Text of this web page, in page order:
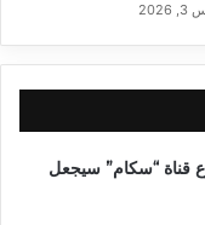
قناة “سكام” سيجعل